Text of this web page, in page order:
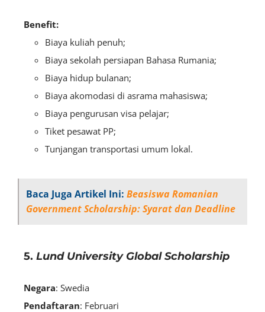
Benefit:
Biaya kuliah penuh;
Biaya sekolah persiapan Bahasa Rumania;
Biaya hidup bulanan;
Biaya akomodasi di asrama mahasiswa;
Biaya pengurusan visa pelajar;
Tiket pesawat PP;
Tunjangan transportasi umum lokal.
Baca Juga Artikel Ini: Beasiswa Romanian
Government Scholarship: Syarat dan Deadline
5. Lund University Global Scholarship
Negara: Swedia
Pendaftaran: Februari